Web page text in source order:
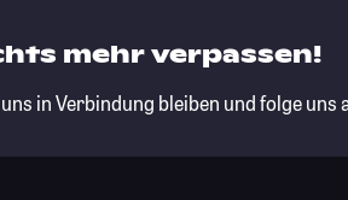
mehr verpassen!
in Verbindung bleiben und folge